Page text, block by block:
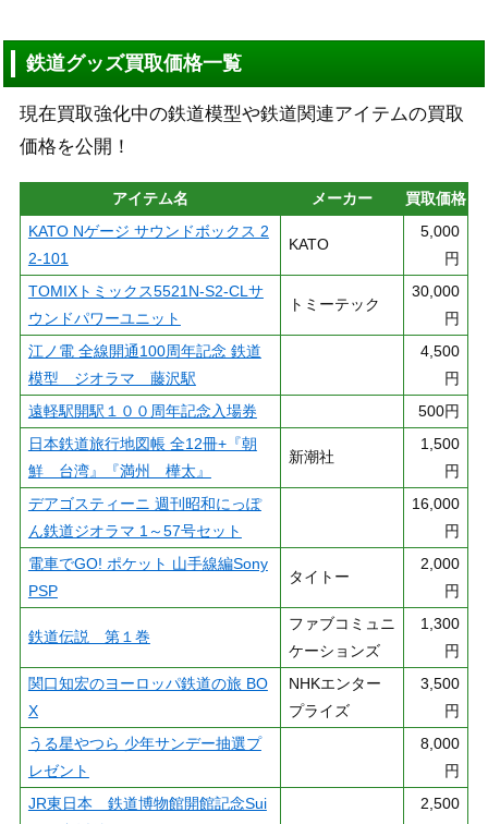
鉄道グッズ買取価格一覧
現在買取強化中の鉄道模型や鉄道関連アイテムの買取
価格を公開！
アイテム名 メーカー
買取価格
KATO Nゲージ サウンドボックス 2
2-101
KATO
5,000
円
TOMIXトミックス5521N-S2-CLサ
ウンドパワーユニット
トミーテック
30,000
円
江ノ電 全線開通100周年記念 鉄道
模型 ジオラマ 藤沢駅
4,500
円
遠軽駅開駅１００周年記念入場券
500円
日本鉄道旅行地図帳 全12冊+『朝
鮮 台湾』『満州 樺太』
新潮社
1,500
円
デアゴスティーニ 週刊昭和にっぽ
ん鉄道ジオラマ 1～57号セット
16,000
円
電車でGO! ポケット 山手線編Sony
PSP
タイトー
2,000
円
鉄道伝説 第１巻
ファブコミュニ
ケーションズ
1,300
円
関口知宏のヨーロッパ鉄道の旅 BO
X
NHKエンター
プライズ
3,500
円
うる星やつら 少年サンデー抽選プ
レゼント
8,000
円
JR東日本 鉄道博物館開館記念Sui
2,500